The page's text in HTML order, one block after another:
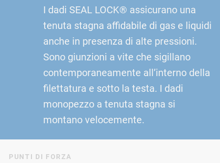
I dadi SEAL LOCK® assicurano una
tenuta stagna affidabile di gas e liquidi
anche in presenza di alte pressioni.
Sono giunzioni a vite che sigillano
contemporaneamente all’interno della
filettatura e sotto la testa. I dadi
monopezzo a tenuta stagna si
montano velocemente.
PUNTI DI FORZA